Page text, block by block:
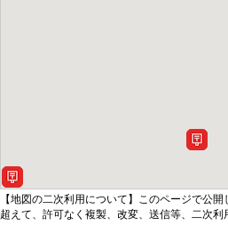
【地図の二次利用について】このページで公
超えて、許可なく複製、改変、送信等、二次